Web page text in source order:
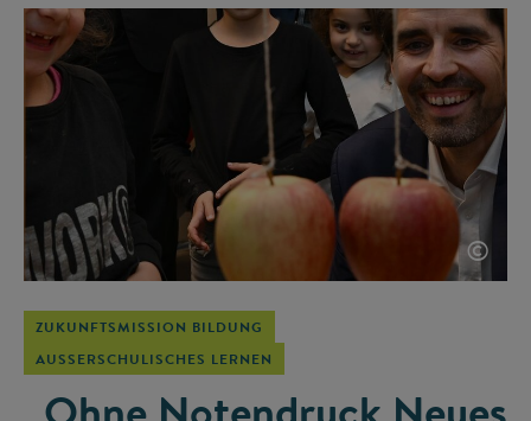
©
ZUKUNFTSMISSION BILDUNG
AUSSERSCHULISCHES LERNEN